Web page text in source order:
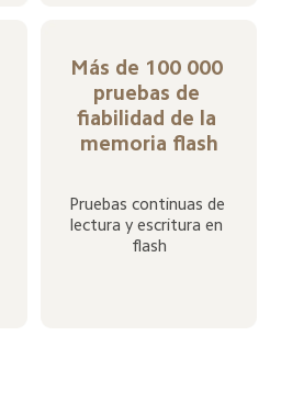
Más de 100 000
pruebas de
fiabilidad de la
memoria flash
Pruebas continuas de
lectura y escritura en
flash